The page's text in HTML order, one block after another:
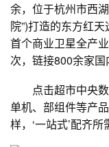
余，位于杭州市西
院”)打造的东方红
首个商业卫星全产
次，链接800余家国
点击超市中央数
单机、部组件等产
样，‘一站式’配齐